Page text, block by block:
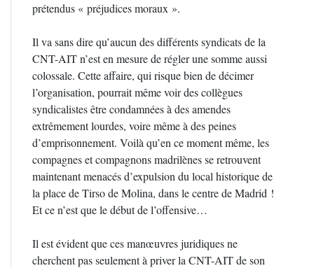
prétendus « préjudices moraux ».
Il va sans dire qu’aucun des différents syndicats de la
CNT-AIT n’est en mesure de régler une somme aussi
colossale. Cette affaire, qui risque bien de décimer
l’organisation, pourrait même voir des collègues
syndicalistes être condamnées à des amendes
extrêmement lourdes, voire même à des peines
d’emprisonnement. Voilà qu’en ce moment même, les
compagnes et compagnons madrilènes se retrouvent
maintenant menacés d’expulsion du local historique de
la place de Tirso de Molina, dans le centre de Madrid !
Et ce n’est que le début de l’offensive…
Il est évident que ces manœuvres juridiques ne
cherchent pas seulement à priver la CNT-AIT de son